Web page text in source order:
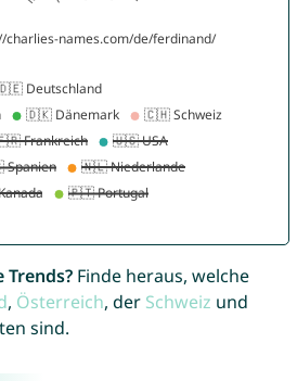
Finde heraus, welche
, Österreich, der Schweiz und
sind.